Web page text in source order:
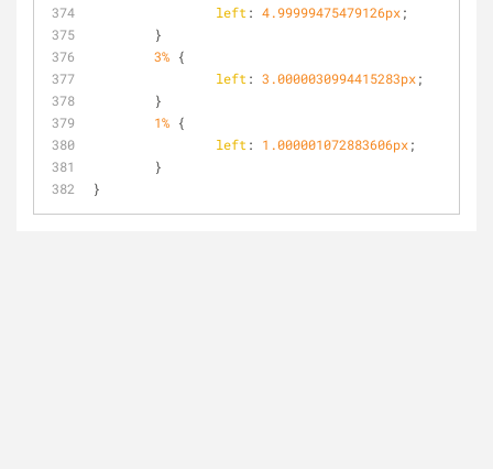
left : 4.99999475479126px;
	}
3% {
left : 3.0000030994415283px;
	}
1% {
left : 1.000001072883606px;
	}
}